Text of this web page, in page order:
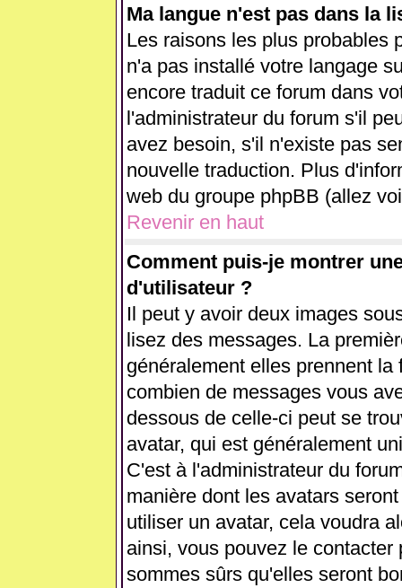
Ma langue n'est pas dans la
Les raisons les plus probables
n'a pas installé votre langage
encore traduit ce forum dans
l'administrateur du forum s'il
avez besoin, s'il n'existe pas
nouvelle traduction. Plus
web du groupe phpBB (allez
Revenir en haut
Comment puis-je montrer
d'utilisateur ?
Il peut y avoir deux images
lisez des messages. La
généralement elles prennent
combien de messages vous
dessous de celle-ci peut se
avatar, qui est généralement
C'est à l'administrateur du
manière dont les avatars
utiliser un avatar, cela voudra
ainsi, vous pouvez le
sommes sûrs qu'elles seront